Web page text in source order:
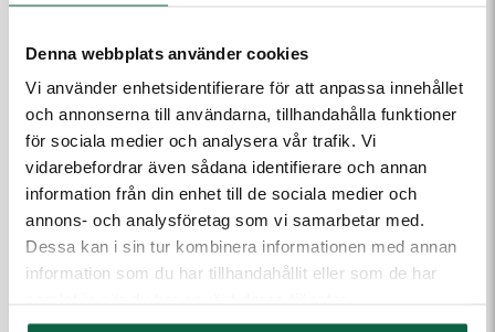
Denna webbplats använder cookies
Vi använder enhetsidentifierare för att anpassa innehållet
och annonserna till användarna, tillhandahålla funktioner
för sociala medier och analysera vår trafik. Vi
vidarebefordrar även sådana identifierare och annan
information från din enhet till de sociala medier och
annons- och analysföretag som vi samarbetar med.
Dessa kan i sin tur kombinera informationen med annan
information som du har tillhandahållit eller som de har
högst 10 % av köpesumman för styrkt skada. Vid
specialproduktion kan ersättningsleverans inte garanteras.
Säljaren ansvarar inte för skada som köparen eventuellt lider
till följd av dröjsmål, om dröjsmålet beror på hinder utanför
säljarens kontroll.
Expressorder
Vid önskemål om extra snabb leverans utanför ordinarie
leveranstider debiteras kund för samtliga kostnader som